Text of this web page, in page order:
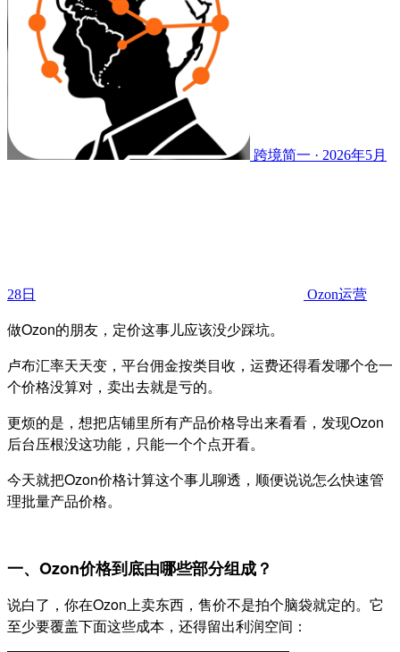
跨境简一 · 2026年5月
28日 Ozon运营
做Ozon的朋友，定价这事儿应该没少踩坑。
卢布汇率天天变，平台佣金按类目收，运费还得看发哪个仓一
个价格没算对，卖出去就是亏的。
更烦的是，想把店铺里所有产品价格导出来看看，发现Ozon
后台压根没这功能，只能一个个点开看。
今天就把Ozon价格计算这个事儿聊透，顺便说说怎么快速管
理批量产品价格。
一、Ozon价格到底由哪些部分组成？
说白了，你在Ozon上卖东西，售价不是拍个脑袋就定的。它
至少要覆盖下面这些成本，还得留出利润空间：